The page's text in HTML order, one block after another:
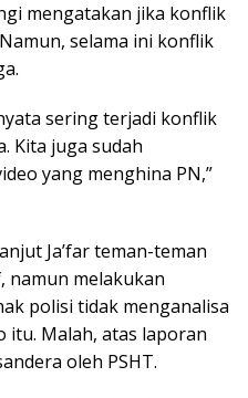
mengatakan jika konflik
selama ini konflik
sering terjadi konflik
Kita juga sudah
yang menghina PN,”
Ja’far teman-teman
namun melakukan
polisi tidak menganalisa
itu. Malah, atas laporan
oleh PSHT.